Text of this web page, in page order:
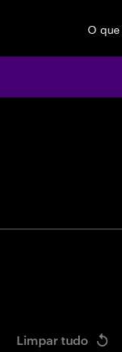
O
Limpar tudo